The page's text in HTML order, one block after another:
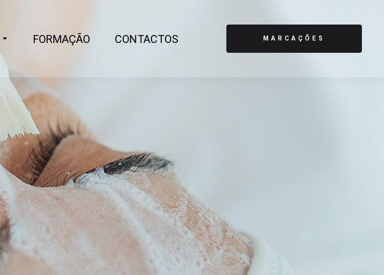
FORMAÇÃO CONTACTOS MARCAÇÕES